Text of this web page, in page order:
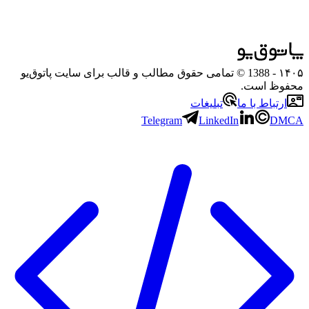
۱۴۰۵
- 1388 © تمامی حقوق مطالب و قالب برای سایت پاتوق‌یو
محفوظ است.
ارتباط با ما
تبلیغات
Telegram
LinkedIn DMCA